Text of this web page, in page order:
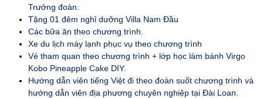
Trưởng đoàn.
Tặng 01 đêm nghỉ dưỡng Villa Nam Đầu
Các bữa ăn theo chương trình.
Xe du lịch máy lạnh phục vụ theo chương trình
Vé tham quan theo chương trình + lớp học làm bánh Virgo
Kobo Pineapple Cake DIY.
Hướng dẫn viên tiếng Việt đi theo đoàn suốt chương trình và
hướng dẫn viên địa phương chuyên nghiệp tại Đài Loan.